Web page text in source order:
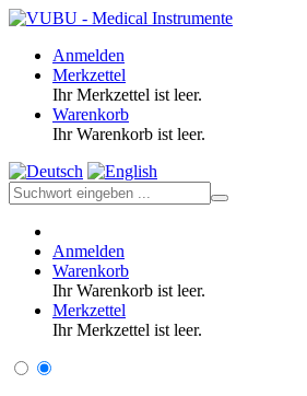
Anmelden
Merkzettel
Ihr Merkzettel ist leer.
Warenkorb
Ihr Warenkorb ist leer.
Anmelden
Warenkorb
Ihr Warenkorb ist leer.
Merkzettel
Ihr Merkzettel ist leer.